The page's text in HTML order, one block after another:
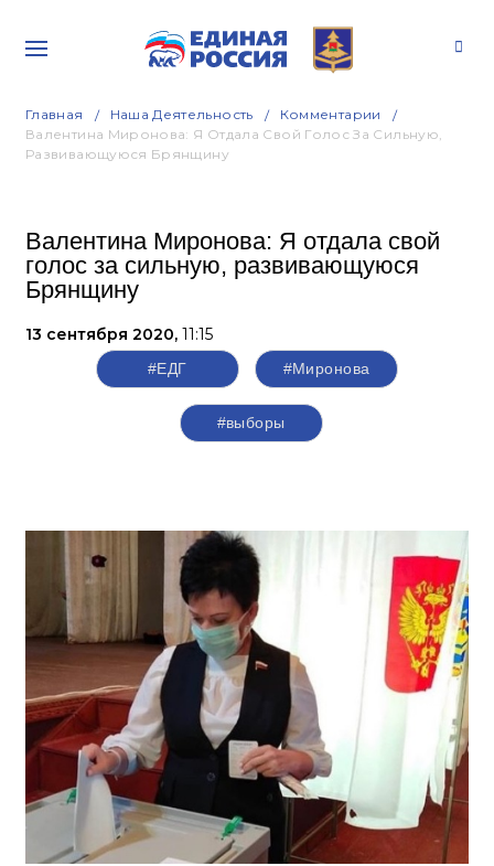
Главная Наша Деятельность
Комментарии
Валентина Миронова: Я Отдала Свой Голос За Сильную,
Развивающуюся Брянщину
Валентина Миронова: Я отдала свой
голос за сильную, развивающуюся
Брянщину
13 сентября 2020, 11:15
#ЕДГ #Миронова
#выборы